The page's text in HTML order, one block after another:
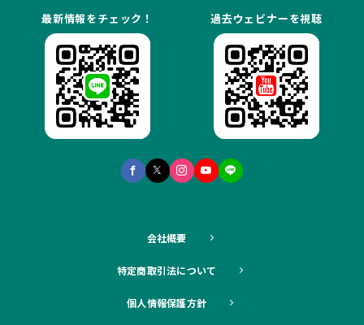
最新情報をチェック！ 過去ウェビナーを視聴
会社概要
特定商取引法について
個人情報保護方針